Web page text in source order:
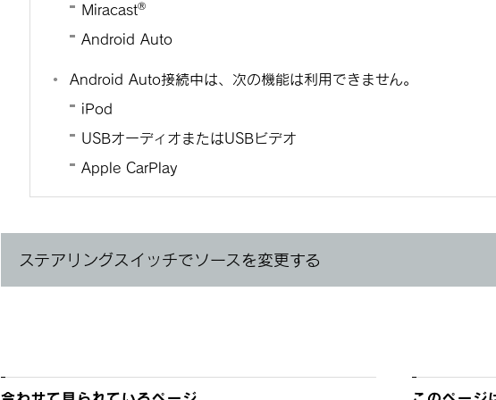
Miracast‍®
Android Auto
Android Auto接続中は、次の機能は利用できません。
iPod
USBオーディオまたはUSBビデオ
Apple CarPlay
ステアリングスイッチでソースを変更する